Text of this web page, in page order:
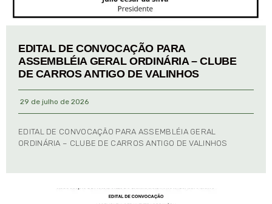
EDITAL DE CONVOCAÇÃO PARA
ASSEMBLÉIA GERAL ORDINÁRIA – CLUBE
DE CARROS ANTIGO DE VALINHOS
29 de julho de 2026
EDITAL DE CONVOCAÇÃO PARA ASSEMBLÉIA GERAL
ORDINÁRIA – CLUBE DE CARROS ANTIGO DE VALINHOS